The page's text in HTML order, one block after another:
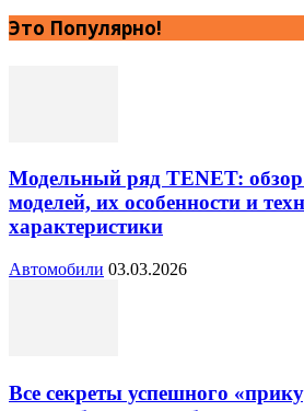
Это Популярно!
Модельный ряд TENET:
моделей, их особенности и
характеристики
Автомобили 03.03.2026
Все секреты успешного